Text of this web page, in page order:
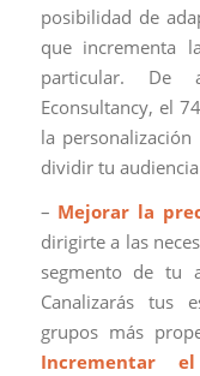
posibilidad de
que incrementa
particular. De
Econsultancy, el
la
dividir tu
– Mejorar la
dirigirte a las
segmento de tu
Canalizarás tus
grupos más
Incrementar